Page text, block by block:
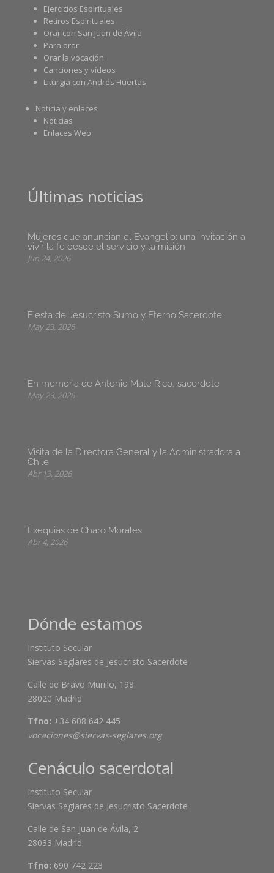
Ejercicios Espirituales
Retiros Espirituales
Orar con San Juan de Ávila
Para orar
Orar la vocación
Canciones y vídeos
Liturgia con Andrés Huertas
Noticia y enlaces
Noticias
Enlaces Web
Últimas noticias
Mujeres que anuncian el Evangelio: una invitación a
vivir la fe desde el servicio y la misión
Jun 24, 2026
Fiesta de Jesucristo Sumo y Eterno Sacerdote
May 23, 2026
En memoria de Antonio Mate Rico, sacerdote
May 23, 2026
Visita de la Directora General y la Administradora a
Chile
Abr 13, 2026
Exequias de Charo Morales
Abr 4, 2026
Dónde estamos
Instituto Secular
Siervas Seglares de Jesucristo Sacerdote
Calle de Bravo Murillo, 198
28020 Madrid
Tfno: +34 608 642 445
vocaciones@siervas-seglares.org
Cenáculo sacerdotal
Instituto Secular
Siervas Seglares de Jesucristo Sacerdote
Calle de San Juan de Ávila, 2
28033 Madrid
Tfno: 690 742 223